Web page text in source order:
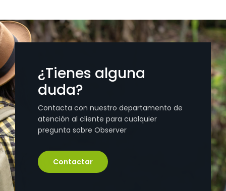
¿Tienes alguna
duda?
Contacta con nuestro departamento de
atención al cliente para cualquier
pregunta sobre Observer
Contactar